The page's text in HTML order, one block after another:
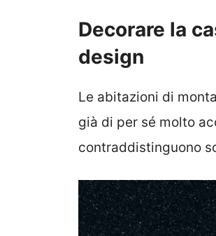
Decorare la
design
Le abitazioni di
già di per sé molto
contraddistinguono